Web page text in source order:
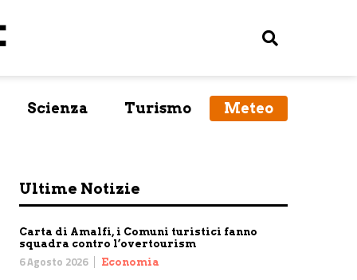
Scienza Turismo Meteo
Ultime Notizie
Carta di Amalfi, i Comuni turistici fanno
squadra contro l’overtourism
6 Agosto 2026 Economia